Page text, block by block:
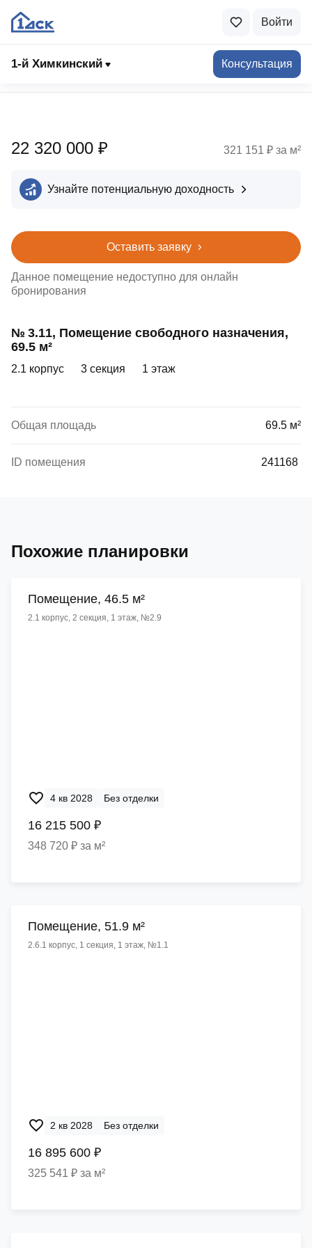
Войти
1‑й Химкинский Консультация
Подбор помещений
22 320 000 ₽
Узнайте потенциальную доходность
321 151 ₽ за м²
Оставить заявку
Данное помещение недоступно для онлайн
бронирования
№ 3.11, Помещение свободного назначения,
69.5 м²
2.1 корпус 3 секция 1 этаж
Общая площадь 69.5 м²
ID помещения 241168
Похожие планировки
Помещение, 46.5 м²
2.1 корпус, 2 секция, 1 этаж, №2.9
4 кв 2028 Без отделки
16 215 500 ₽
348 720 ₽ за м²
Помещение, 51.9 м²
2.6.1 корпус, 1 секция, 1 этаж, №1.1
2 кв 2028 Без отделки
16 895 600 ₽
325 541 ₽ за м²